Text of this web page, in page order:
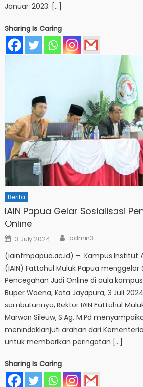
Januari 2023. […]
Sharing Is Caring
Berita
IAIN Papua Gelar Sosialisasi
Online
Posted
on
3 July 2024 Author
admin3
(iainfmpapua.ac.id) – Kampus Institut
(IAIN) Fattahul Muluk Papua menggelar
Pencegahan Judi Online di aula
Buper Waena, Kota Jayapura, 3 Juli
sambutannya, Rektor IAIN Fattahul
Marwan Sileuw, S.Ag, M.Pd
menindaklanjuti arahan dari
untuk memberikan peringatan […]
Sharing Is Caring